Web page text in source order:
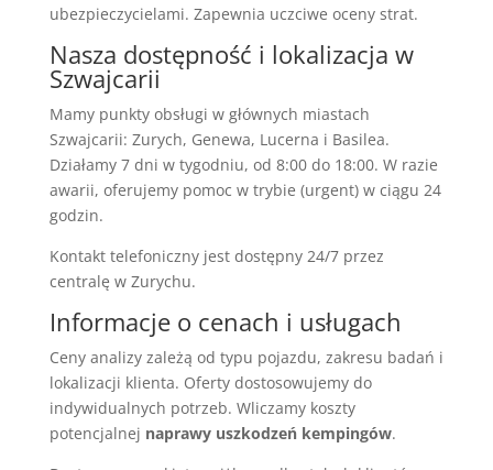
ubezpieczycielami. Zapewnia uczciwe oceny strat.
Nasza dostępność i lokalizacja w
Szwajcarii
Mamy punkty obsługi w głównych miastach
Szwajcarii: Zurych, Genewa, Lucerna i Basilea.
Działamy 7 dni w tygodniu, od 8:00 do 18:00. W razie
awarii, oferujemy pomoc w trybie (urgent) w ciągu 24
godzin.
Kontakt telefoniczny jest dostępny 24/7 przez
centralę w Zurychu.
Informacje o cenach i usługach
Ceny analizy zależą od typu pojazdu, zakresu badań i
lokalizacji klienta. Oferty dostosowujemy do
indywidualnych potrzeb. Wliczamy koszty
potencjalnej naprawy uszkodzeń kempingów.